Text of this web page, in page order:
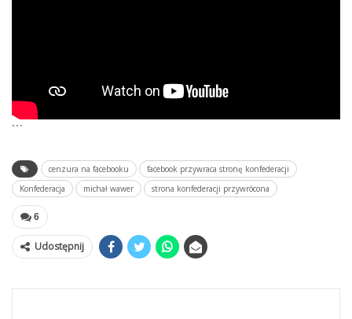
```
cenzura na facebooku
facebook przywraca stronę konfederacji
Konfederacja
michał wawer strona konfederacji przywrócona
6
Udostępnij